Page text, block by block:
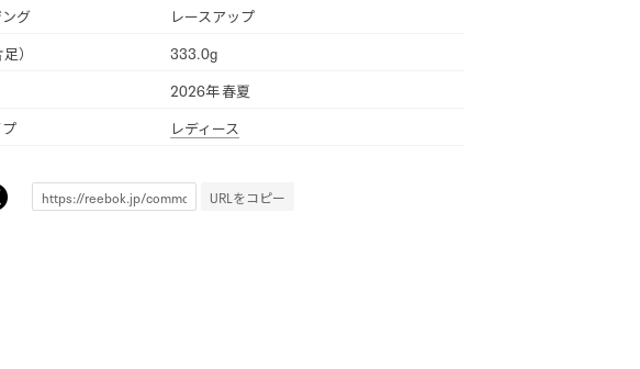
グ
レースアップ
足）
333.0g
2026年 春夏
レディース
URLをコピー